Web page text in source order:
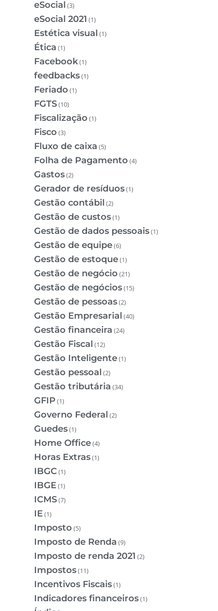
eSocial (3)
eSocial 2021 (1)
Estética visual (1)
Ética (1)
Facebook(1)
feedbacks(1)
Feriado (1)
FGTS(10)
Fiscalização (1)
Fisco (3)
Fluxo de caixa (5)
Folha de Pagamento (4)
Gastos(2)
Gerador de resíduos(1)
Gestão contábil (2)
Gestão de custos(1)
Gestão de dados pessoais(1)
Gestão de equipe(6)
Gestão de estoque(1)
Gestão de negócio (21)
Gestão de negócios(15)
Gestão de pessoas(2)
Gestão Empresarial (40)
Gestão financeira (24)
Gestão Fiscal (12)
Gestão Inteligente(1)
Gestão pessoal (2)
Gestão tributária (34)
GFIP(1)
Governo Federal (2)
Guedes(1)
Home Office(4)
Horas Extras(1)
IBGC(1)
IBGE(1)
ICMS(7)
IE(1)
Imposto (5)
Imposto de Renda (9)
Imposto de renda 2021 (2)
Impostos(11)
Incentivos Fiscais(1)
Indicadores financeiros(1)